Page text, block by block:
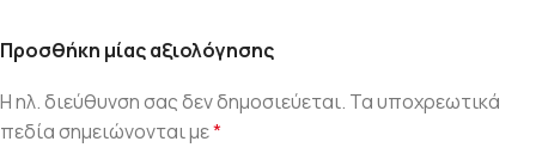
Προσθήκη μίας αξιολόγησης
Η ηλ. διεύθυνση σας δεν δημοσιεύεται. Τα υποχρεωτικά
πεδία σημειώνονται με*